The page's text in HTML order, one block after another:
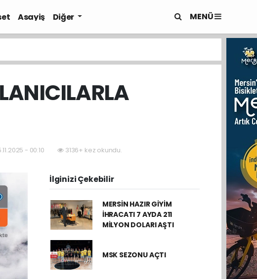
Asayiş Diğer MENÜ
- 00:10 3136+ kez okundu.
İlginizi Çekebilir
MERSİN HAZIR GİYİM
İHRACATI 7 AYDA 211
MİLYON DOLARI AŞTI
MSK SEZONU AÇTI